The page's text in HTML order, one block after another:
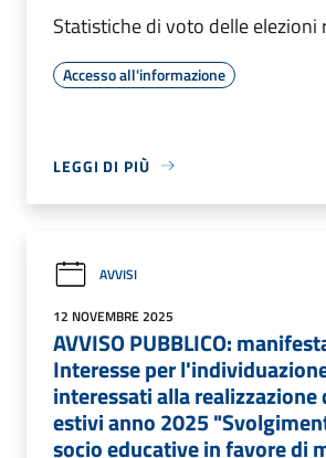
Statistiche di voto delle elezioni
Accesso all'informazione
LEGGI DI PIÙ
AVVISI
12 NOVEMBRE 2025
AVVISO PUBBLICO:
Interesse per
interessati alla realizzazione
estivi anno 2025
socio educative in favore di